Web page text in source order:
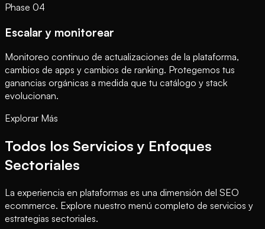
Phase 04
Escalar y monitorear
Monitoreo continuo de actualizaciones de la plataforma,
cambios de apps y cambios de ranking. Protegemos tus
ganancias orgánicas a medida que tu catálogo y stack
evolucionan.
Explorar Más
Todos los Servicios y Enfoques
Sectoriales
La experiencia en plataformas es una dimensión del SEO
ecommerce. Explore nuestro menú completo de servicios y
estrategias sectoriales.